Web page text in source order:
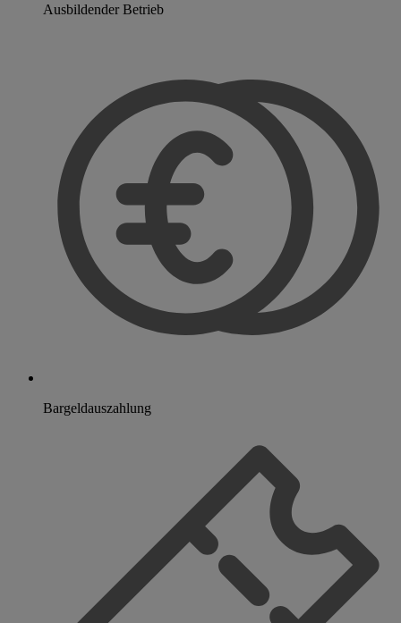
Ausbildender Betrieb
Bargeldauszahlung